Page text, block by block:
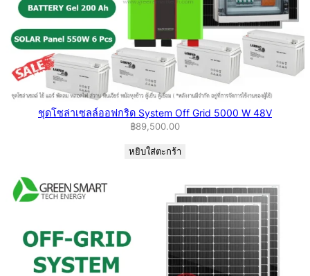
ชุดโซล่าเซลล์ออฟกริด System Off Grid 5000 W 48V
฿89,500.00
หยิบใส่ตะกร้า